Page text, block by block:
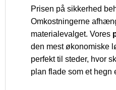
Prisen på sikkerhed
Omkostningerne
materialevalget. Vores
den mest økonomiske
perfekt til steder, hvor
plan flade som et hegn